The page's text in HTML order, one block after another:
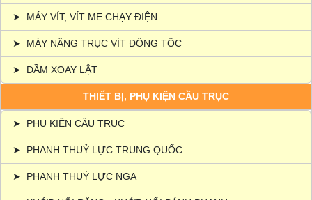
➤ MÁY VÍT, VÍT ME CHẠY ĐIỆN
➤ MÁY NÂNG TRỤC VÍT ĐỒNG TỐC
➤ DẦM XOAY LẬT
THIẾT BỊ, PHỤ KIỆN CẦU TRỤC
➤ PHỤ KIỆN CẦU TRỤC
➤ PHANH THUỶ LỰC TRUNG QUỐC
➤ PHANH THUỶ LỰC NGA